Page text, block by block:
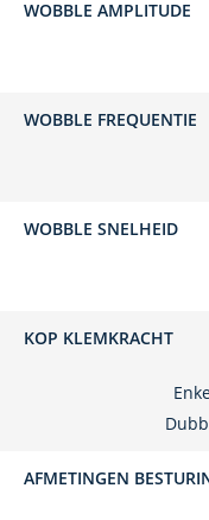
WOBBLE AMPLITUDE
WOBBLE FREQUENTIE
WOBBLE SNELHEID
KOP KLEMKRACHT
AFMETINGEN